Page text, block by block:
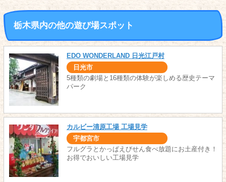
栃木県内の他の遊び場スポット
EDO WONDERLAND 日光江戸村
日光市
5種類の劇場と16種類の体験が楽しめる歴史テーマ
パーク
カルビー清原工場 工場見学
宇都宮市
フルグラとかっぱえびせん食べ放題にお土産付き！
お得でおいしい工場見学